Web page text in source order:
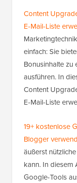
Content
E-Mail-Liste
einfach: Sie
Bonusinhalte zu
ausführen. In
Content
E-Mail-Liste
19+ kostenlose
Blogger
äußerst
kann. In diesem
Google-Tools